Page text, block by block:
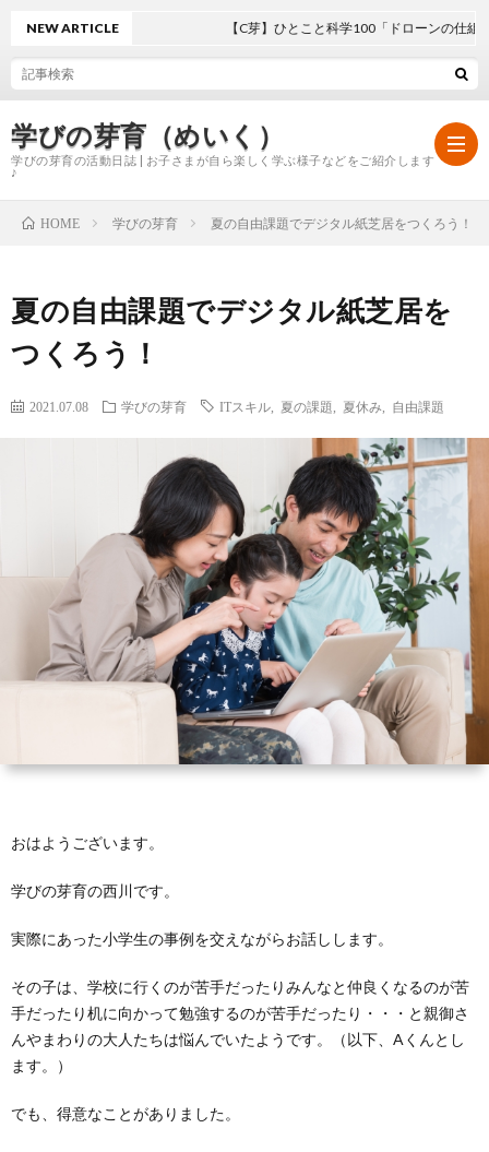
学びの芽育（めいく）
学びの芽育の活動日誌 | お子さまが自ら楽しく学ぶ様子などをご紹介します
♪
の
は？
NEW ARTICLE 【C芽】ひとこと科学100「ドローンの仕組み」
HOME 学びの芽育 夏の自由課題でデジタル紙芝居をつくろう！
夏の自由課題でデジタル紙芝居を
つくろう！
2021.07.08 学びの芽育 ITスキル 夏の課題 夏休み 自由課題
おはようございます。
学びの芽育の西川です。
実際にあった小学生の事例を交えながらお話しします。
その子は、学校に行くのが苦手だったりみんなと仲良くなるのが苦
手だったり机に向かって勉強するのが苦手だったり・・・と親御さ
んやまわりの大人たちは悩んでいたようです。（以下、Aくんとし
ます。）
でも、得意なことがありました。